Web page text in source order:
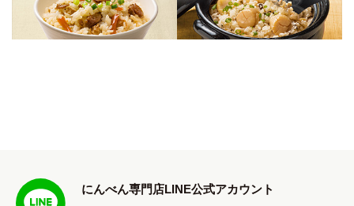
にんべん専門店LINE公式アカウント